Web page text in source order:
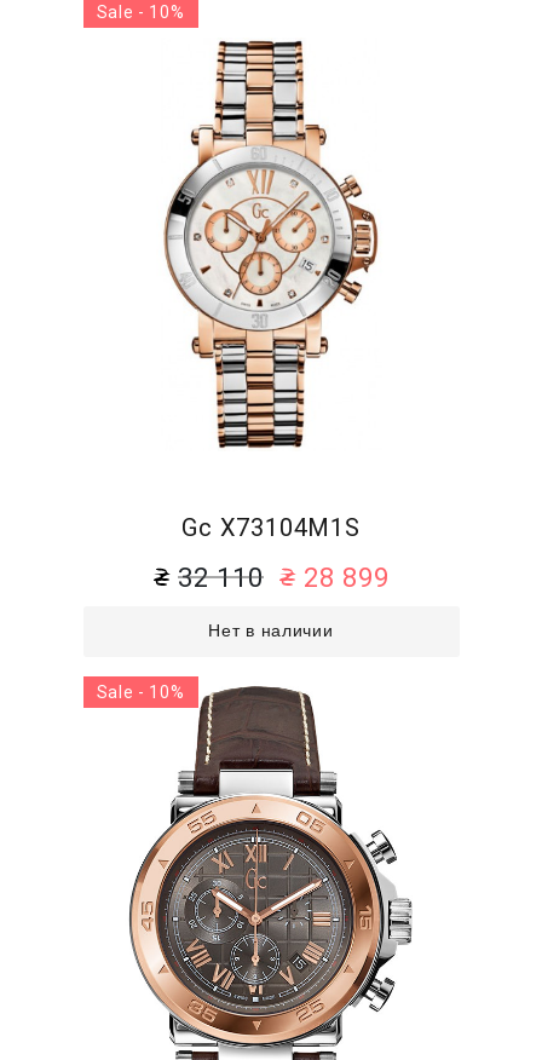
Gc X73104M1S
32 110 28 899
Нет в наличии
Sale - 10%
Sale - 10%